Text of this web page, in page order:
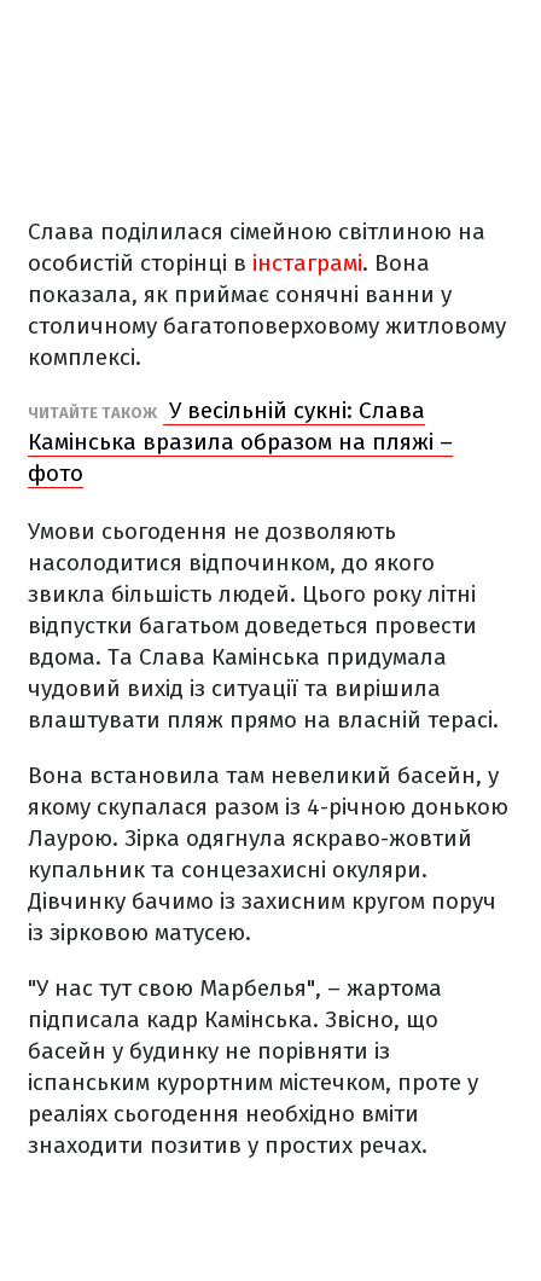
Слава поділилася сімейною світлиною на
особистій сторінці в інстаграмі. Вона
показала, як приймає сонячні ванни у
столичному багатоповерховому житловому
комплексі.
ЧИТАЙТЕ ТАКОЖ
У весільній сукні: Слава
Камінська вразила образом на пляжі –
фото
Умови сьогодення не дозволяють
насолодитися відпочинком, до якого
звикла більшість людей. Цього року літні
відпустки багатьом доведеться провести
вдома. Та Слава Камінська придумала
чудовий вихід із ситуації та вирішила
влаштувати пляж прямо на власній терасі.
Вона встановила там невеликий басейн, у
якому скупалася разом із 4-річною донькою
Лаурою. Зірка одягнула яскраво-жовтий
купальник та сонцезахисні окуляри.
Дівчинку бачимо із захисним кругом поруч
із зірковою матусею.
"У нас тут свою Марбелья", – жартома
підписала кадр Камінська. Звісно, що
басейн у будинку не порівняти із
іспанським курортним містечком, проте у
реаліях сьогодення необхідно вміти
знаходити позитив у простих речах.